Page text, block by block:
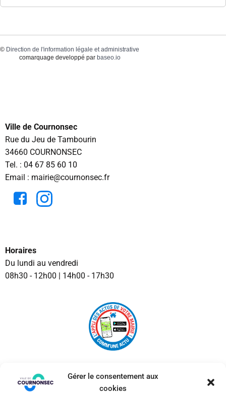
Gérer le consentement aux
cookies
© Direction de l'information légale et administrative
comarquage developpé par baseo.io
Ville de Cournonsec
Rue du Jeu de Tambourin
34660 COURNONSEC
Tel. : 04 67 85 60 10
Email : mairie@cournonsec.fr
Horaires
Du lundi au vendredi
08h30 - 12h00 | 14h00 - 17h30